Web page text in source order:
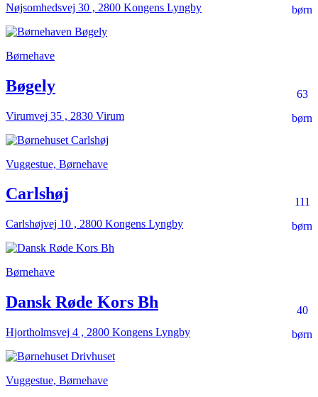
børn
Nøjsomhedsvej 30 , 2800 Kongens Lyngby
Børnehave
63
børn
Bøgely
Virumvej 35 , 2830 Virum
Vuggestue, Børnehave
111
børn
Carlshøj
Carlshøjvej 10 , 2800 Kongens Lyngby
Børnehave
40
børn
Dansk Røde Kors Bh
Hjortholmsvej 4 , 2800 Kongens Lyngby
Vuggestue, Børnehave